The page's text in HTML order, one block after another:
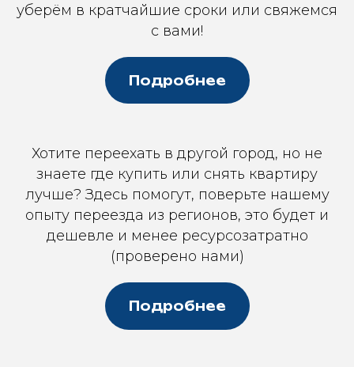
уберём в кратчайшие сроки или свяжемся
с вами!
Подробнее
Хотите переехать в другой город, но не
знаете где купить или снять квартиру
лучше? Здесь помогут, поверьте нашему
опыту переезда из регионов, это будет и
дешевле и менее ресурсозатратно
(проверено нами)
Подробнее